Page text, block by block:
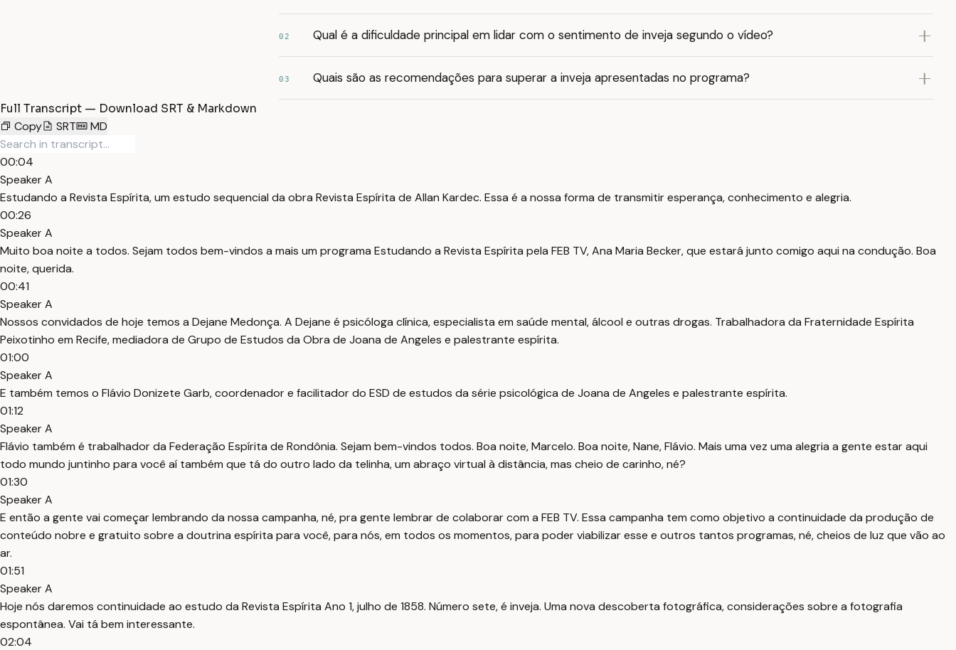
02 Qual é a dificuldade principal em lidar com o sentimento de inveja segundo o vídeo?
03 Quais são as recomendações para superar a inveja apresentadas no programa?
Full Transcript — Download SRT & Markdown
Copy
SRT MD
00:04
Speaker A
Estudando a Revista Espírita, um estudo sequencial da obra Revista Espírita de Allan Kardec. Essa é a nossa forma de transmitir esperança, conhecimento e alegria.
00:26
Speaker A
Muito boa noite a todos. Sejam todos bem-vindos a mais um programa Estudando a Revista Espírita pela FEB TV, Ana Maria Becker, que estará junto comigo aqui na condução. Boa
noite, querida.
00:41
Speaker A
Nossos convidados de hoje temos a Dejane Medonça. A Dejane é psicóloga clínica, especialista em saúde mental, álcool e outras drogas. Trabalhadora da Fraternidade Espírita
Peixotinho em Recife, mediadora de Grupo de Estudos da Obra de Joana de Angeles e palestrante espírita.
01:00
Speaker A
E também temos o Flávio Donizete Garb, coordenador e facilitador do ESD de estudos da série psicológica de Joana de Angeles e palestrante espírita.
01:12
Speaker A
Flávio também é trabalhador da Federação Espírita de Rondônia. Sejam bem-vindos todos. Boa noite, Marcelo. Boa noite, Nane, Flávio. Mais uma vez uma alegria a gente estar aqui
todo mundo juntinho para você aí também que tá do outro lado da telinha, um abraço virtual à distância, mas cheio de carinho, né?
01:30
Speaker A
E então a gente vai começar lembrando da nossa campanha, né, pra gente lembrar de colaborar com a FEB TV. Essa campanha tem como objetivo a continuidade da produção de
conteúdo nobre e gratuito sobre a doutrina espírita para você, para nós, em todos os momentos, para poder viabilizar esse e outros tantos programas, né, cheios de luz que vão ao
ar.
01:51
Speaker A
Hoje nós daremos continuidade ao estudo da Revista Espírita Ano 1, julho de 1858. Número sete, é inveja. Uma nova descoberta fotográfica, considerações sobre a fotografia
espontânea. Vai tá bem interessante.
02:04